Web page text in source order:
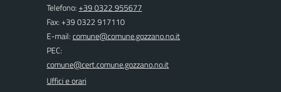
Telefono: +39 0322 955677
Fax: +39 0322 917110
E-mail:
PEC:
Uffici e orari